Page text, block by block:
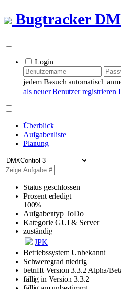
Bugtracker
Login
jedem Besuch automatisch
als neuer Benutzer registrieren
Überblick
Aufgabenliste
Planung
Status geschlossen
Prozent erledigt
100%
Aufgabentyp ToDo
Kategorie GUI & Server
zuständig
JPK
Betriebssystem Unbekannt
Schweregrad niedrig
betrifft Version 3.3.2 Alpha/
fällig in Version 3.3.2